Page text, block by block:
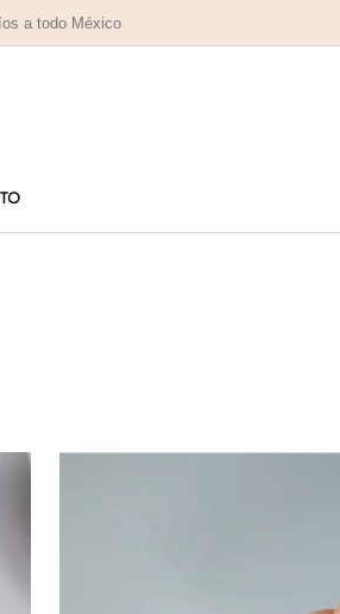
a todo México